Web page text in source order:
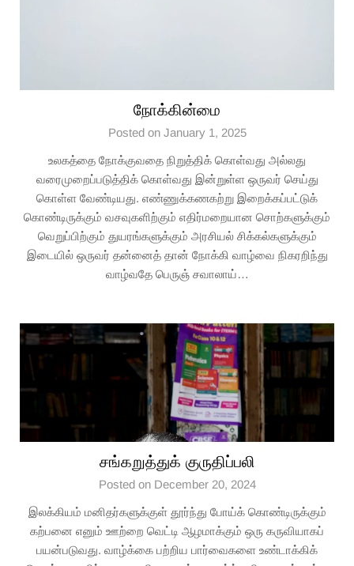
நோக்கின்மை
Posted on January 1, 2025
உலகத்தை நோக்குவதை நிறுத்திக் கொள்வது அல்லது
வரைமுறைப்படுத்திக் கொள்வது இன்றுள்ள ஒருவர் செய்து
கொள்ள வேண்டியது. எண்ணுக்கணகற்று இறைக்கப்பட்டுக்
கொண்டிருக்கும் வசவுகளிற்கும் எதிர்மறையான சொற்களுக்கும்
வெறுப்பிற்கும் துயரங்களுக்கும் அரசியல் சிக்கல்களுக்கும்
இடையில் ஒருவர் தன்னைத் தான் நோக்கி வாழ்வை நிகரறிந்து
வாழ்வதே பெருஞ் சவாலாய்…
சங்கறுத்துக் குருதிப்பலி
Posted on December 20, 2024
இலக்கியம் மனிதர்களுக்குள் தூர்ந்து போய்க் கொண்டிருக்கும்
கற்பனை எனும் ஊற்றை வெட்டி ஆழமாக்கும் ஒரு கருவியாகப்
பயன்படுவது. வாழ்க்கை பற்றிய பார்வைகளை உண்டாக்கிக்